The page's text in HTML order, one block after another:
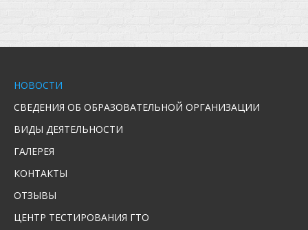
НОВОСТИ
СВЕДЕНИЯ ОБ ОБРАЗОВАТЕЛЬНОЙ ОРГАНИЗАЦИИ
ВИДЫ ДЕЯТЕЛЬНОСТИ
ГАЛЕРЕЯ
КОНТАКТЫ
ОТЗЫВЫ
ЦЕНТР ТЕСТИРОВАНИЯ ГТО